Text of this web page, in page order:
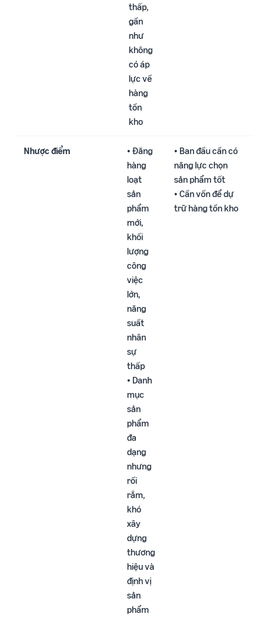
thấp,
gần
như
không
có áp
lực về
hàng
tồn
kho​
Nhược điểm
• Đăng
hàng
loạt
sản
phẩm
mới,
khối
lượng
công
việc
lớn,
năng
suất
nhân
sự
thấp​
• Danh
mục
sản
phẩm
đa
dạng
nhưng
rối
rắm,
khó
xây
dựng
thương
hiệu và
định vị
sản
phẩm
• Ban đầu cần có
năng lực chọn
sản phẩm tốt​
• Cần vốn để dự
trữ hàng tồn kho​